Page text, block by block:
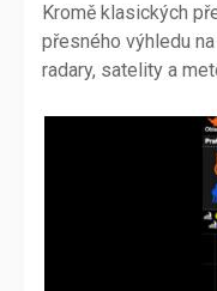
Kromě klasických
přesného výhledu
radary, satelity a